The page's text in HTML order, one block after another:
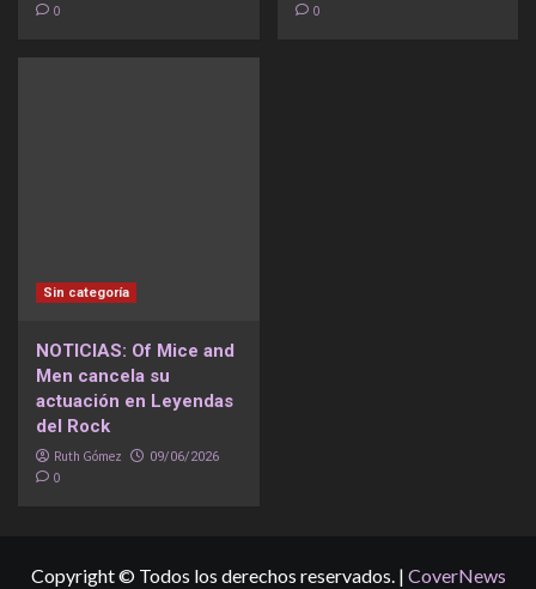
0 0
Sin categoría
NOTICIAS: Of Mice and
Men cancela su
actuación en Leyendas
del Rock
Ruth Gómez 09/06/2026
0
Copyright © Todos los derechos reservados. | CoverNews